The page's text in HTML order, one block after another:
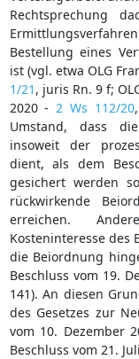
Rechtsprechung
Bestellung eines
ist (vgl. etwa OLG
1/21 , juris Rn. 9 f;
2020 - 2 Ws 112/20
Umstand, dass
insoweit der
dient, als dem
gesichert werden
rückwirkende
erreichen.
Kosteninteresse des
die Beiordnung
Beschluss vom 19.
141). An diesen
des Gesetzes zur
vom 10. Dezember
Beschluss vom 21.